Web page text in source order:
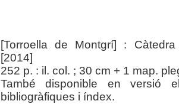
[Torroella de Montgrí] :
[2014]
252 p. : il. col. ; 30 cm + 1 map.
També disponible en versió
bibliogràfiques i índex.